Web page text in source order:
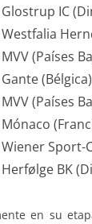
IC
(Países
(Bélgica)
(Países
Wiener Sport-
BK
en su